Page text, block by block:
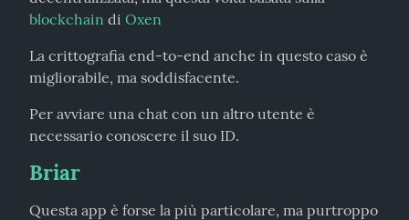
blockchain di Oxen
La crittografia end-to-end anche in questo caso è
migliorabile, ma soddisfacente.
Per avviare una chat con un altro utente è
necessario conoscere il suo ID.
Briar
Questa app è forse la più particolare, ma purtroppo